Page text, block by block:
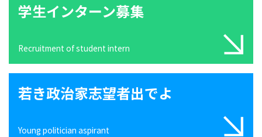
学生インターン募集
Recruitment of student intern
若き政治家志望者出でよ
Young politician aspirant